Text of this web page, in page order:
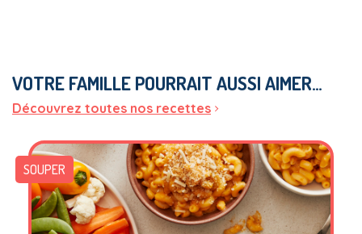
VOTRE FAMILLE POURRAIT AUSSI AIMER…
Découvrez toutes nos recettes
SOUPER